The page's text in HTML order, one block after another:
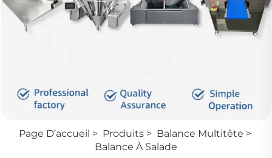
Page D’accueil > Produits> Balance Multitête >
Balance À Salade